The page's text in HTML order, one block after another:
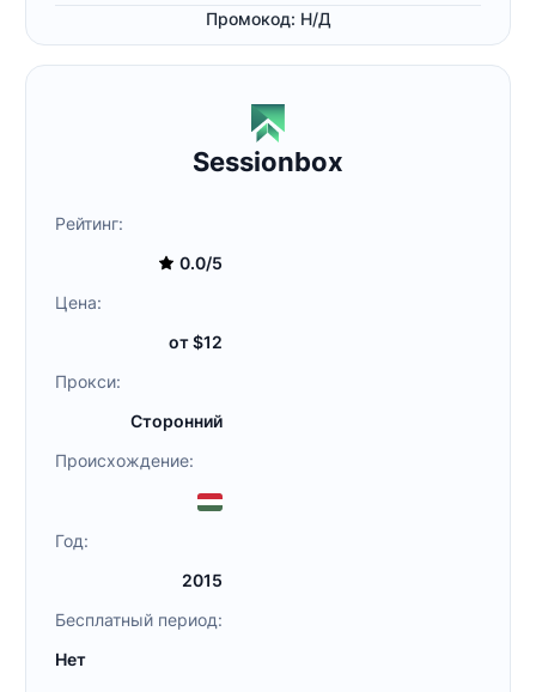
Промокод: Н/Д
Sessionbox
Рейтинг:
0.0/5
Цена:
от $12
Прокси:
Сторонний
Происхождение:
Год:
2015
Бесплатный период:
Нет